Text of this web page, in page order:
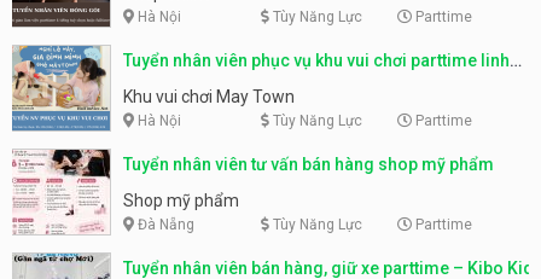
Hà Nội Tùy Năng Lực Parttime
Tuyển nhân viên phục vụ khu vui chơi parttime linh
động
Khu vui chơi May Town
Hà Nội Tùy Năng Lực Parttime
Tuyển nhân viên tư vấn bán hàng shop mỹ phẩm
Shop mỹ phẩm
Đà Nẵng Tùy Năng Lực Parttime
Tuyển nhân viên bán hàng, giữ xe parttime – Kibo Kid